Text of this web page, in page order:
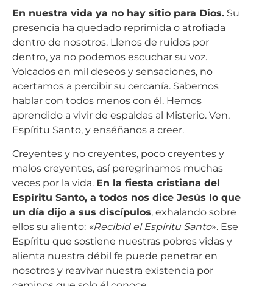
En nuestra vida ya no hay sitio para Dios. Su
presencia ha quedado reprimida o atrofiada
dentro de nosotros. Llenos de ruidos por
dentro, ya no podemos escuchar su voz.
Volcados en mil deseos y sensaciones, no
acertamos a percibir su cercanía. Sabemos
hablar con todos menos con él. Hemos
aprendido a vivir de espaldas al Misterio. Ven,
Espíritu Santo, y enséñanos a creer.
Creyentes y no creyentes, poco creyentes y
malos creyentes, así peregrinamos muchas
veces por la vida. En la fiesta cristiana del
Espíritu Santo, a todos nos dice Jesús lo que
un día dijo a sus discípulos, exhalando sobre
ellos su aliento: «Recibid el Espíritu Santo». Ese
Espíritu que sostiene nuestras pobres vidas y
alienta nuestra débil fe puede penetrar en
nosotros y reavivar nuestra existencia por